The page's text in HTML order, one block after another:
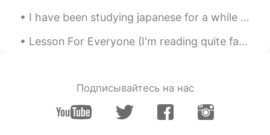
Inhyo 2019.07.11 03:10
2019.07.10 17:49
KR JPEN
I have been studying japanese for a while now and it is very hard for me, sometimes it makes me f...
Lesson For Everyone (I'm reading quite fast☔) A son took his old father to a restaurant for an e...
Подписывайтесь на нас